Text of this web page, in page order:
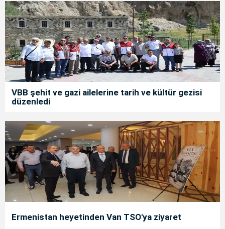
VBB şehit ve gazi ailelerine tarih ve kültür gezisi
düzenledi
Ermenistan heyetinden Van TSO'ya ziyaret